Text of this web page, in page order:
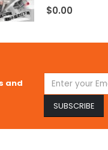
0 out of 5
$0.00
and